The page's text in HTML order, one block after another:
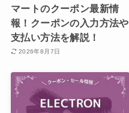
マートのクーポン最新情
報！クーポンの入力方法や
支払い方法を解説！
2026年8月7日